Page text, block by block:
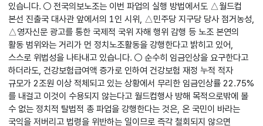
있습니다. ○ 전국의보노조는 이번 파업의 실행 방법에서도 △월드컵
본선 진출국 대사관 앞에서의 1인 시위, △민주당 지구당 당사 점거농성,
△영자신문 광고를 통한 국제적 국위 자해 행위 감행 등 노조 본연의
활동 범위와는 거리가 먼 정치노조활동을 강행한다고 밝히고 있어,
스스로 위법성을 나타내고 있습니다. ○ 순수히 임금인상을 요구한다고
하더라도, 건강보험급여액 증가로 인하여 건강보험 재정 누적 적자
규모가 2조원 이상 적체되고 있는 상황에서 무리한 임금인상률 22.75%
를 내걸고 이것이 수용되지 않는다고 월드컵행사 방해 목적으로밖에 볼
수 없는 정치적 탈법적 총 파업을 강행한다는 것은, 온 국민이 바라는
국익을 저버리고 법령을 위반하는 일이므로 즉각 철회되지 않으면